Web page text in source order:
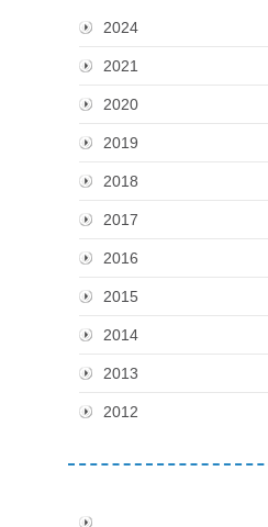
2024
2021
2020
2019
2018
2017
2016
2015
2014
2013
2012